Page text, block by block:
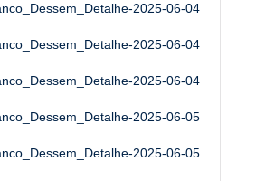
2025-06-04
2025-06-04
2025-06-04
2025-06-05
2025-06-05